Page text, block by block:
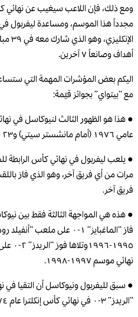
ومع ذلك، فإن اللاعب سيغيب عن نهائي
أهداف وصانعاً ٧ آخرين.
اليكم بعض المؤشرات المهمة التي
مع “بيتواي” بجوائز قيّمة:
● هذا هو الظهور الثالث لنيوكاسل في
عامي ١٩٧٦ (أمام مانشستر سيتي) و٢٠٢٣ (أمام مانشستر يونايتد).
● يلعب ليفربول في نهائي كأس الرابطة
فريق آخر.
● هذه هي المواجهة الثالثة فقط بين
فاز “الماغبايز” ١-٠ على
نهائي موسم ١٩٩٧-١٩٩٨.
● سبق لليفربول ونيوكاسل أن التقيا
“الريدز” ٣-٠ في نهائي كأس إنكلترا عام ١٩٧٤.